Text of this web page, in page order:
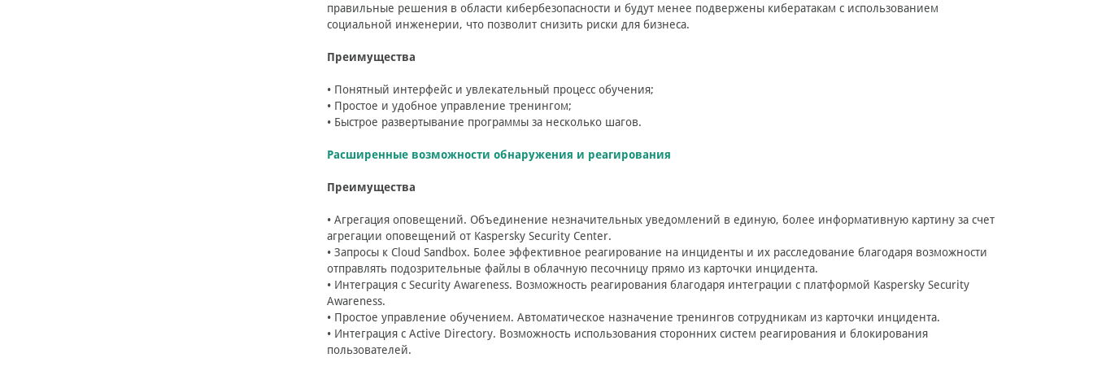
правильные решения в области кибербезопасности и будут менее подвержены кибератакам с использованием
социальной инженерии, что позволит снизить риски для бизнеса.
Преимущества
• Понятный интерфейс и увлекательный процесс обучения;
• Простое и удобное управление тренингом;
• Быстрое развертывание программы за несколько шагов.
Расширенные возможности обнаружения и реагирования
Преимущества
• Агрегация оповещений. Объединение незначительных уведомлений в единую, более информативную картину за счет
агрегации оповещений от Kaspersky Security Center.
• Запросы к Cloud Sandbox. Более эффективное реагирование на инциденты и их расследование благодаря возможности
отправлять подозрительные файлы в облачную песочницу прямо из карточки инцидента.
• Интеграция с Security Awareness. Возможность реагирования благодаря интеграции с платформой Kaspersky Security
Awareness.
• Простое управление обучением. Автоматическое назначение тренингов сотрудникам из карточки инцидента.
• Интеграция с Active Directory. Возможность использования сторонних систем реагирования и блокирования
пользователей.